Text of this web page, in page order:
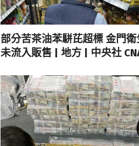
部分苦茶油苯駢芘超標 金門衛
未流入販售 | 地方 | 中央社